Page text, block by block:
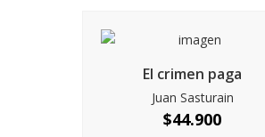
El crimen paga
Juan Sasturain
$44.900